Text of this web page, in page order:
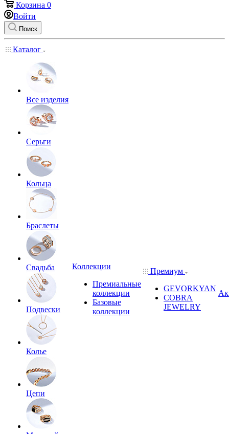
Корзина 0
Войти
Поиск
Каталог
Все изделия
Серьги
Кольца
Браслеты
Свадьба
Подвески
Колье
Цепи
Коллекции
Премиальные
коллекции
Базовые
коллекции
Премиум
GEVORKYAN
COBRA
JEWELRY